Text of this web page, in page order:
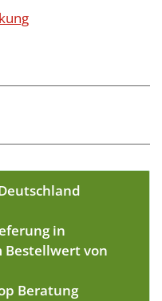
in
Bestellwert von
Beratung